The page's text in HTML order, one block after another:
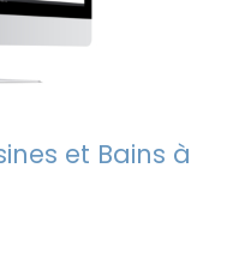
et Bains à